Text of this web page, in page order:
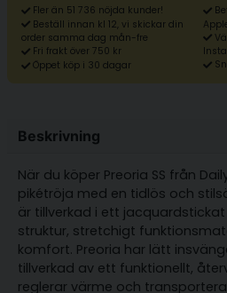
Fler än 51 736 nöjda kunder!
Beställ innan kl 12, vi skickar din
order samma dag mån-fre
Fri frakt över 750 kr
Öppet köp i 30 dagar
Beskrivning
När du köper Preoria SS från
pikétröja med en tidlös och
är tillverkad i ett
struktur, stretchigt
komfort. Preoria har lätt
tillverkad av ett funktionellt,
reglerar värme och